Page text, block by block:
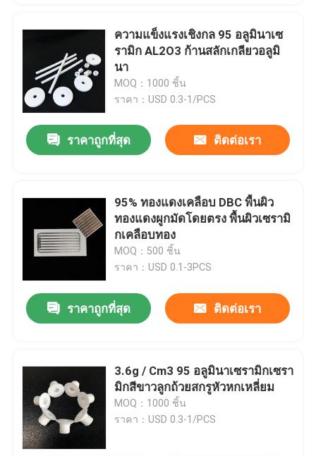
ความแข็งแรงเชิงกล 95 อลูมินาเซ
รามิก AL2O3 ก้านสลักเกลียวอลูมิ
นา
MOQ：1000 ชิ้น
ราคา：USD 0.3-1/PCS
ราคาถูกที่สุด ติดต่อเรา
95% ทองแดงเคลือบ DBC พื้นผิว
ทองแดงผูกมัดโดยตรง พื้นผิวเซรามิ
กเคลือบทอง
MOQ：500 ชิ้น
ราคา：USD 0.1-3PCS
ราคาถูกที่สุด ติดต่อเรา
3.6g / Cm3 95 อลูมินาเซรามิกเซรา
มิกสีขาวลูกถ้วยสกรูหัวหกเหลี่ยม
MOQ：1000 ชิ้น
ราคา：USD 0.3-1/PCS